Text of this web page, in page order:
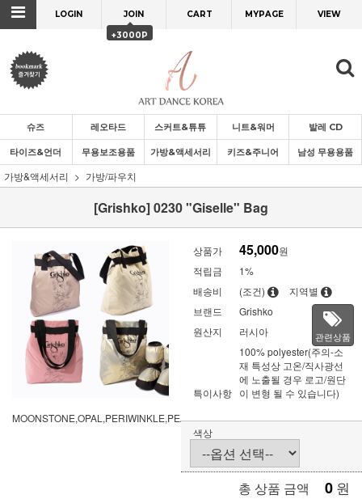
LOGIN
JOIN
+3000P
CART MYPAGE VIEW
슈즈 레오타드 스커트&튜튜 니트&워머 발레 CD
타이즈&언더 무용보조용품 가방&액세서리 키즈&주니어 남성 무용용품
가방&액세서리 가방/파우치
[Grishko] 0230 "Giselle" Bag
MOONSTONE,OPAL,PERIWINKLE,PEARL
상품가 45,000원
적립금
1%
배송비
(조건)
지역별
브랜드
Grishko
원산지
러시아
특이사항
100% polyester(주의-소
재 특성상 고온/직사광선
에 노출될 경우 로고/원단
이 변형 될 수 있습니다)
관련상품
색상
총 상품 금액 0 원